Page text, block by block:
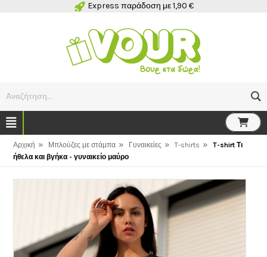
Express παράδοση με 1,90 €
Αναζήτηση...
Αρχική » Μπλούζες με στάμπα » Γυναικείες » T-shirts »
T-shirt Τι
ήθελα και βγήκα - γυναικείο μαύρο